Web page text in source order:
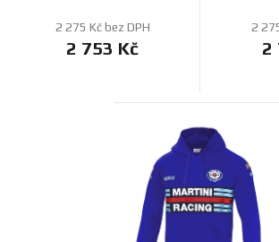
2 275 Kč bez DPH
2 753 Kč
2
2